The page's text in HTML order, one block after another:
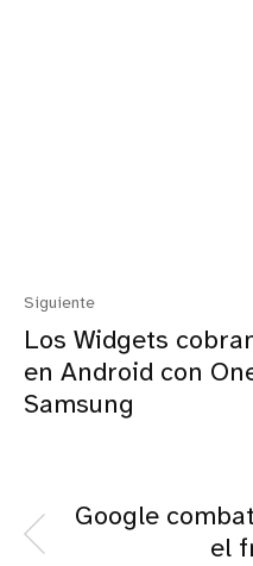
Siguiente
Los Widgets
en Android con
Samsung
Google
el